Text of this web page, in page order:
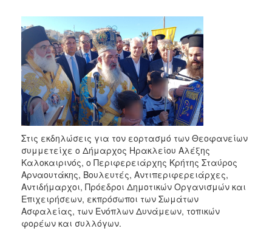
2017
2016
2015
2013
2012
2011
2010
2006
ΤΟΠΟΣ
Στις εκδηλώσεις για τον εορτασμό των Θεοφανείων
συμμετείχε ο Δήμαρχος Ηρακλείου Αλέξης
Καλοκαιρινός, ο Περιφερειάρχης Κρήτης Σταύρος
Αρναουτάκης, Βουλευτές, Αντιπεριφερειάρχες,
Αντιδήμαρχοι, Πρόεδροι Δημοτικών Οργανισμών και
Επιχειρήσεων, εκπρόσωποι των Σωμάτων
Ασφαλείας, των Ενόπλων Δυνάμεων, τοπικών
φορέων και συλλόγων.